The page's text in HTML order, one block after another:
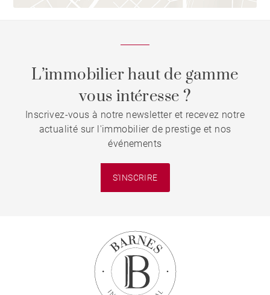
L’immobilier haut de gamme
vous intéresse ?
Inscrivez-vous à notre newsletter et recevez notre
actualité sur l'immobilier de prestige et nos
événements
S'INSCRIRE